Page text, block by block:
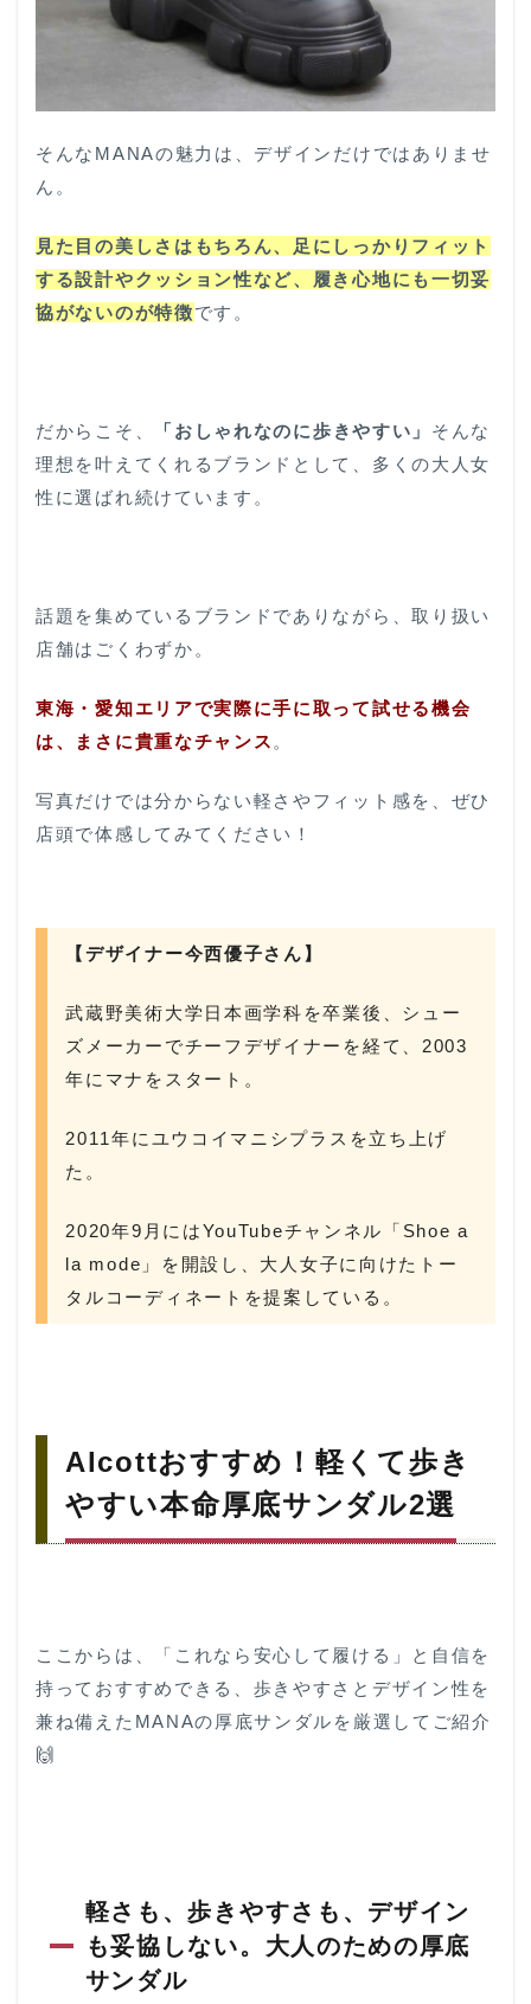
そんなMANAの魅力は、デザインだけではありませ
ん。
見た目の美しさはもちろん、足にしっかりフィット
する設計やクッション性など、履き心地にも一切妥
協がないのが特徴です。
だからこそ、 「おしゃれなのに歩きやすい」 そんな
理想を叶えてくれるブランドとして、多くの大人女
性に選ばれ続けています。
話題を集めているブランドでありながら、取り扱い
店舗はごくわずか。
東海・愛知エリアで実際に手に取って試せる機会
は、まさに貴重なチャンス 。
写真だけでは分からない軽さやフィット感を、ぜひ
店頭で体感してみてください！
【デザイナー今西優子さん】
武蔵野美術大学日本画学科を卒業後、シュー
ズメーカーでチーフデザイナーを経て、2003
年にマナをスタート。
2011年にユウコイマニシプラスを立ち上げ
た。
2020年9月にはYouTubeチャンネル「Shoe a
la mode」を開設し、大人女子に向けたトー
タルコーディネートを提案している。
Alcottおすすめ！軽くて歩き
やすい本命厚底サンダル2選
ここからは、「これなら安心して履ける」と自信を
持っておすすめできる、歩きやすさとデザイン性を
兼ね備えたMANAの厚底サンダルを厳選してご紹介
🙌
軽さも、歩きやすさも、デザイン
も妥協しない。大人のための厚底
サンダル